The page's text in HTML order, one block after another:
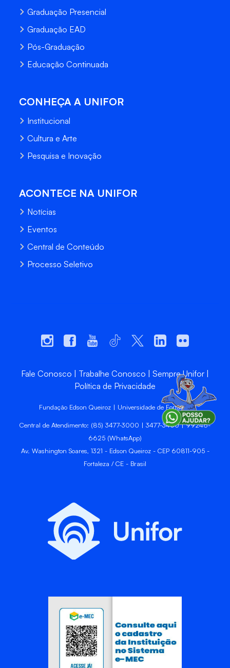
Graduação Presencial
Graduação EAD
Pós-Graduação
Educação Continuada
CONHEÇA A UNIFOR
Institucional
Cultura e Arte
Pesquisa e Inovação
ACONTECE NA UNIFOR
Notícias
Eventos
Central de Conteúdo
Processo Seletivo
Fale Conosco Trabalhe Conosco
Sempre Unifor
Política de Privacidade
Fundação Edson Queiroz | Universidade de Fortaleza
Central de Atendimento: (85) 3477-3000 | 3477-3400 | 99246-
6625 (WhatsApp)
Av. Washington Soares, 1321 - Edson Queiroz - CEP 60811-905 -
Fortaleza / CE - Brasil